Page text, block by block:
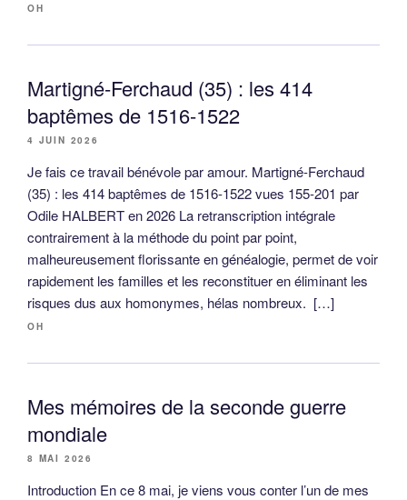
OH
Martigné-Ferchaud (35) : les 414
baptêmes de 1516-1522
4 JUIN 2026
Je fais ce travail bénévole par amour. Martigné-Ferchaud
(35) : les 414 baptêmes de 1516-1522 vues 155-201 par
Odile HALBERT en 2026 La retranscription intégrale
contrairement à la méthode du point par point,
malheureusement florissante en généalogie, permet de voir
rapidement les familles et les reconstituer en éliminant les
risques dus aux homonymes, hélas nombreux. […]
OH
Mes mémoires de la seconde guerre
mondiale
8 MAI 2026
Introduction En ce 8 mai, je viens vous conter l’un de mes